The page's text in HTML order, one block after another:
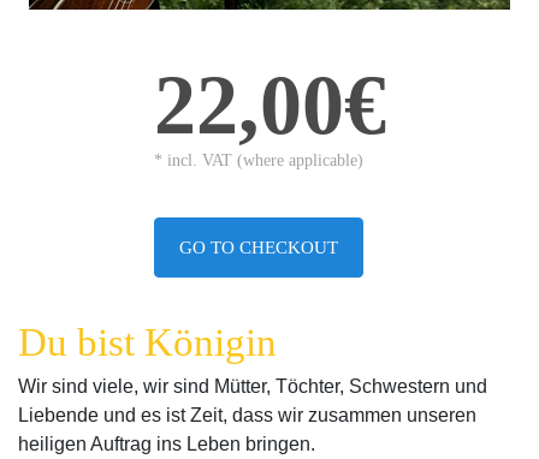
22,00€
* incl. VAT (where applicable)
GO TO CHECKOUT
Du bist Königin
Wir sind viele, wir sind Mütter, Töchter, Schwestern und
Liebende und es ist Zeit, dass wir zusammen unseren
heiligen Auftrag ins Leben bringen.